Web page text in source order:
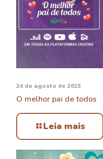
24 de agosto de 2023
O melhor pai de todos
Leia mais